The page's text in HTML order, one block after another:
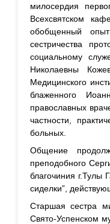
милосердия
Всехсвятском
обобщенный опыт
сестричества
социальному
Николаевны
Медицинского
блаженного
православных
частности,
больных.
Общение
преподобного
благочиния
сиделки”,
Старшая сестра
Свято-Успенском